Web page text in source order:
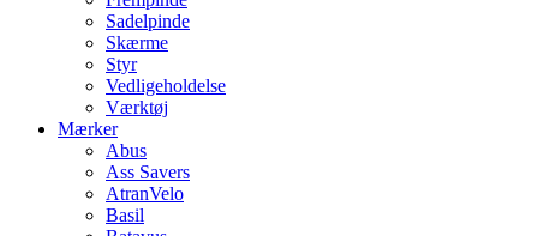
Sadelpinde
Skærme
Styr
Vedligeholdelse
Værktøj
Mærker
Abus
Ass Savers
AtranVelo
Basil